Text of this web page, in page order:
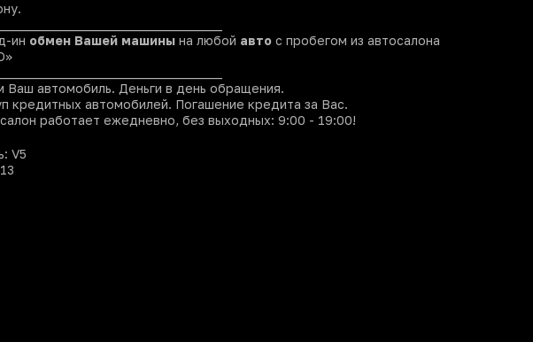
ин обмен Вашей машины на любой авто с пробегом из автосалона
Ваш автомобиль. Деньги в день обращения.
кредитных автомобилей. Погашение кредита за Вас.
работает ежедневно, без выходных: 9:00 - 19:00!
V5